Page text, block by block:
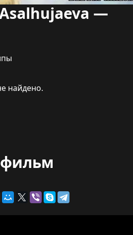
—
найдено.